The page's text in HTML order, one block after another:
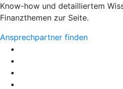
Know-how und detailliertem
Finanzthemen zur Seite.
Ansprechpartner finden